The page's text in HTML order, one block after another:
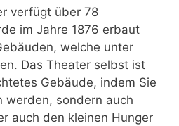
verfügt über 78
im Jahre 1876 erbaut
welche unter
Das Theater selbst ist
Gebäude, indem Sie
werden, sondern auch
auch den kleinen Hunger